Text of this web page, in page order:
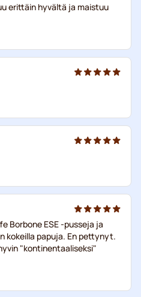
erittäin hyvältä ja maistuu
Borbone ESE -pusseja ja
kokeilla papuja. En pettynyt.
"kontinentaaliseksi"